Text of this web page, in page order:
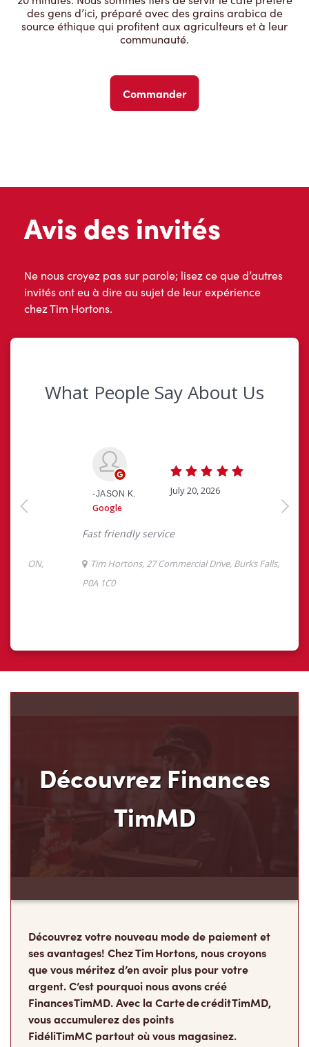
des gens d’ici, préparé avec des grains arabica de
source éthique qui profitent aux agriculteurs et à leur
communauté.
Commander
Avis des invités
Ne nous croyez pas sur parole; lisez ce que d’autres
invités ont eu à dire au sujet de leur expérience
chez Tim Hortons.
Découvrez Finances
TimMD
Découvrez votre nouveau mode de paiement et
ses avantages! Chez Tim Hortons, nous croyons
que vous méritez d’en avoir plus pour votre
argent. C’est pourquoi nous avons créé
Finances TimMD. Avec la Carte de crédit TimMD,
vous accumulerez des points
FidéliTimMC partout où vous magasinez.